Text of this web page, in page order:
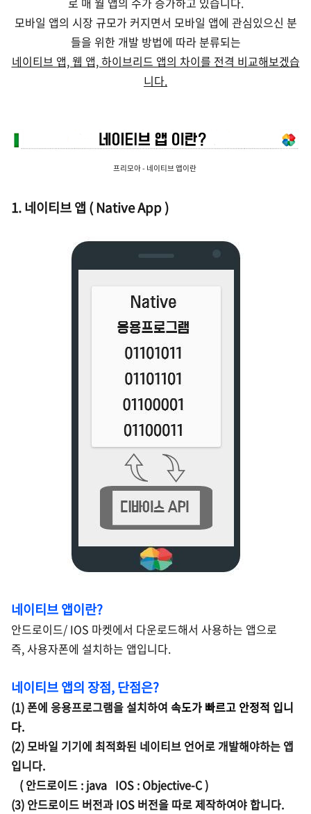
모바일 앱의 시장 규모가 커지면서 모바일 앱에 관심있으신 분
들을 위한 개발 방법에 따라 분류되는
네이티브 앱, 웹 앱, 하이브리드 앱의 차이를 전격 비교해보겠습
니다.
프리모아 - 네이티브 앱이란
1. 네이티브 앱 ( Native App )
네이티브 앱이란?
안드로이드/ IOS 마켓에서 다운로드해서 사용하는 앱으로
즉, 사용자폰에 설치하는 앱입니다.
네이티브 앱의 장점, 단점은?
(1) 폰에 응용프로그램을 설치하여 속도가 빠르고 안정적 입니
다.
(2) 모바일 기기에 최적화된 네이티브 언어로 개발해야하는 앱
입니다.
( 안드로이드 : java IOS : Objective-C )
(3) 안드로이드 버전과 IOS 버전을 따로 제작하여야 합니다.